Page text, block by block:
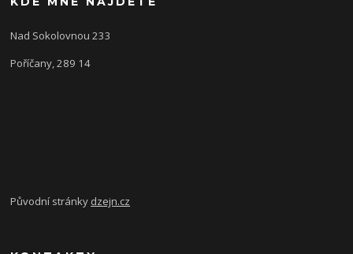
Nad Sokolovnou 233
Poříčany, 289 14
Původní stránky dzejn.cz